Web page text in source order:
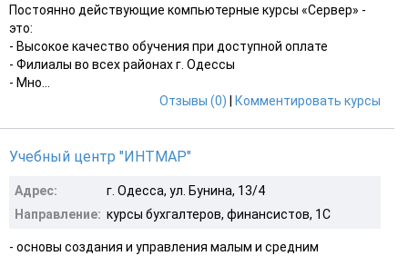
Постоянно действующие компьютерные курсы «Сервер» -
это:
- Высокое качество обучения при доступной оплате
- Филиалы во всех районах г. Одессы
- Мно...
Отзывы (0)
Комментировать курсы
Учебный центр "ИНТМАР"
Адрес:
г. Одесса, ул. Бунина, 13/4
Направление: курсы бухгалтеров, финансистов, 1С
- основы создания и управления малым и средним